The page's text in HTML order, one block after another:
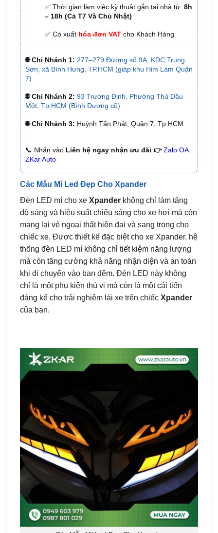
✅ Có xuấthóa đơn VATcho Khách Hàng
🌐 Chi Nhánh 1: 277–279 Đường số 9A, KDC Trung
🌐 Chi Nhánh 2: 93 Trương Định, Phường Thủ Dầu
Một, Tp.HCM (Bình Dương cũ)
🌐 Chi Nhánh 3: Huỳnh Tấn Phát, Quận 7, Tp.HCM
📞 Nhấn vàoLiên hệ ngay nhận ưu đãi 👉 Zalo OA
Các Mẫu Mí Led Đẹp Cho Xpander
Đèn LED mí cho xeXpanderkhông chỉ làm tăng
độ sáng và hiệu suất chiếu sáng cho xe hơi mà còn
mang lại vẻ ngoại thất hiện đại và sang trọng cho
chiếc xe. Được thiết kế đặc biệt cho xe Xpander, hệ
thống đèn LED mí không chỉ tiết kiệm năng lượng
mà còn tăng cường khả năng nhận diện và an toàn
khi di chuyển vào ban đêm. Đèn LED này không
chỉ là một phụ kiện thú vị mà còn là một cải tiến
đáng kể cho trải nghiệm lái xe trên chiếcXpander
của bạn.
Các Mẫu Mí Led Đẹp Cho Xpander